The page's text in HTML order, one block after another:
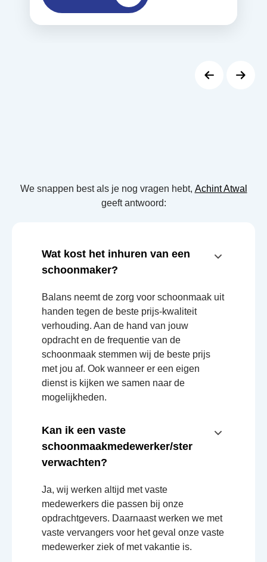
We snappen best als je nog vragen hebt, Achint Atwal
geeft antwoord:
Wat kost het inhuren van een
schoonmaker?
Balans neemt de zorg voor schoonmaak uit
handen tegen de beste prijs-kwaliteit
verhouding. Aan de hand van jouw
opdracht en de frequentie van de
schoonmaak stemmen wij de beste prijs
met jou af. Ook wanneer er een eigen
dienst is kijken we samen naar de
mogelijkheden.
Kan ik een vaste
schoonmaakmedewerker/ster
verwachten?
Ja, wij werken altijd met vaste
medewerkers die passen bij onze
opdrachtgevers. Daarnaast werken we met
vaste vervangers voor het geval onze vaste
medewerker ziek of met vakantie is.